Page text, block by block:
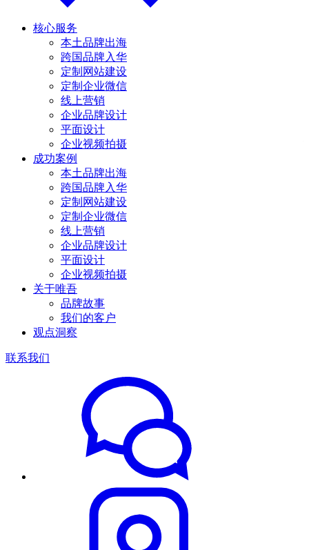
核心服务
本土品牌出海
跨国品牌入华
定制网站建设
定制企业微信
线上营销
企业品牌设计
平面设计
企业视频拍摄
成功案例
本土品牌出海
跨国品牌入华
定制网站建设
定制企业微信
线上营销
企业品牌设计
平面设计
企业视频拍摄
关于唯吾
品牌故事
我们的客户
观点洞察
联系我们